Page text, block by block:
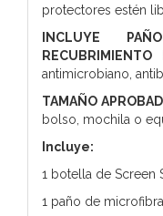
protectores estén
INCLUYE
antimicrobiano,
TAMAÑO
bolso, mochila o
Incluye:
1 botella de Screen
1 paño de